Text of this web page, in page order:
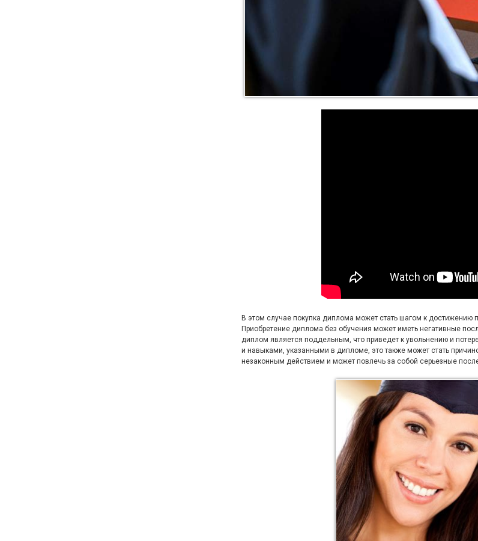
В этом случае покупка диплома может стать шагом к достижению
Приобретение диплома без обучения может иметь негативные
диплом является поддельным, что приведет к увольнению и
и навыками, указанными в дипломе, это также может стать
незаконным действием и может повлечь за собой серьезные